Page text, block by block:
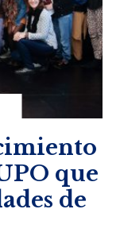
que
de